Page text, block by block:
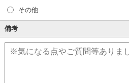
その他
備考